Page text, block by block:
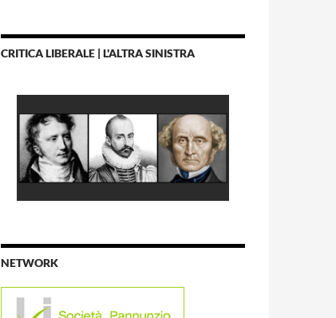
CRITICA LIBERALE | L'ALTRA SINISTRA
NETWORK